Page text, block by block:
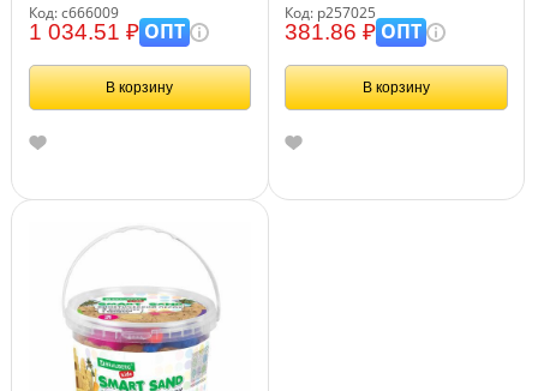
666009
Код: с666009
1 034.51 ₽ОПТ
В корзину
упаковка
Код: р257025
381.86 ₽ОПТ
В корзину